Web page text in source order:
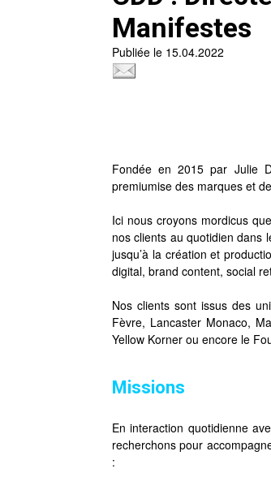
Manifestes
Publiée le 15.04.2022
Fondée en 2015 par Julie
premiumise des marques et
Ici nous croyons mordicus
nos clients au quotidien dans
jusqu’à la création et
digital, brand content, social
Nos clients sont issus des
Fèvre, Lancaster Monaco,
Yellow Korner ou encore le
Missions
En interaction quotidienne
recherchons pour
: